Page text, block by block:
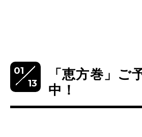
01
13
「恵方巻」ご
中！